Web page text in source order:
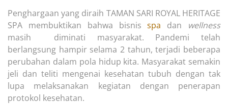
Penghargaan yang diraih TAMAN SARI ROYAL HERITAGE
SPA membuktikan bahwa bisnisspa dan wellness
masih diminati masyarakat. Pandemi telah
berlangsung hampir selama 2 tahun, terjadi beberapa
perubahan dalam pola hidup kita. Masyarakat semakin
jeli dan teliti mengenai kesehatan tubuh dengan tak
lupa melaksanakan kegiatan dengan penerapan
protokol kesehatan.